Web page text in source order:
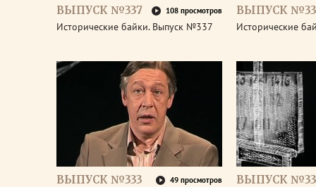
ВЫПУСК №337 108 просмотров
Исторические байки. Выпуск №337
ВЫПУСК
Исторические
ВЫПУСК №333 49 просмотров ВЫПУСК